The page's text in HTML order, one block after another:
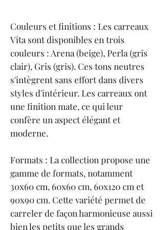
Couleurs et finitions : Les carreaux
Vita sont disponibles en trois
couleurs : Arena (beige), Perla (gris
clair), Gris (gris). Ces tons neutres
s'intègrent sans effort dans divers
styles d'intérieur. Les carreaux ont
une finition mate, ce qui leur
confère un aspect élégant et
moderne.
Formats : La collection propose une
gamme de formats, notamment
30x60 cm, 60x60 cm, 60x120 cm et
90x90 cm. Cette variété permet de
carreler de façon harmonieuse aussi
bien les petits que les grands